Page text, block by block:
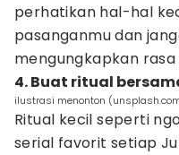
perhatikan hal-hal
pasanganmu dan
mengungkapkan
4. Buat ritual
ilustrasi menonton
Ritual kecil seperti
serial favorit setiap